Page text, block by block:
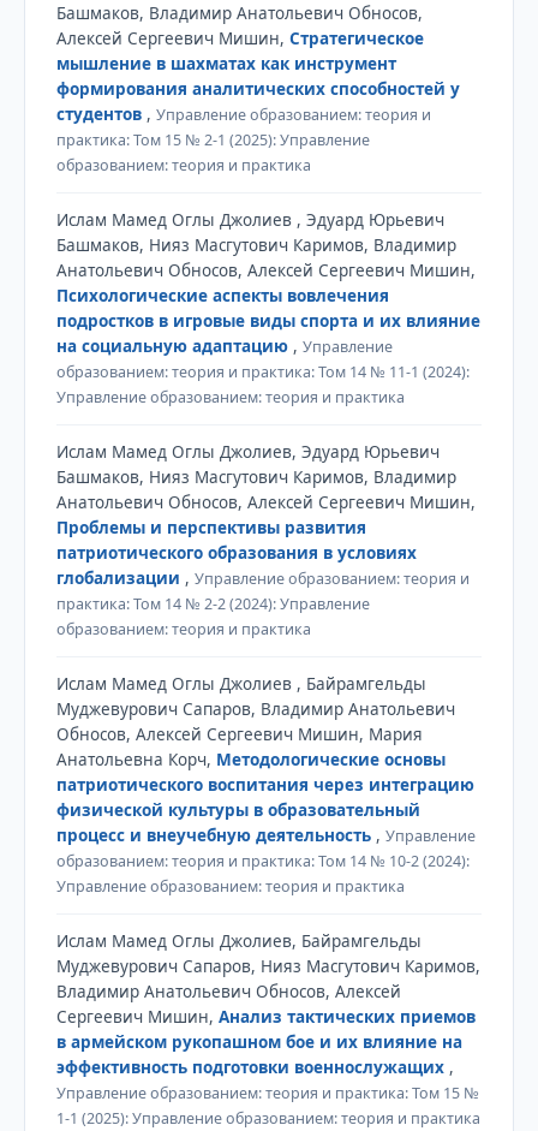
Башмаков, Владимир Анатольевич Обносов,
Алексей Сергеевич Мишин, Стратегическое
мышление в шахматах как инструмент
формирования аналитических способностей у
студентов , Управление образованием: теория и
практика: Том 15 № 2-1 (2025): Управление
образованием: теория и практика
Ислам Мамед Оглы Джолиев , Эдуард Юрьевич
Башмаков, Нияз Масгутович Каримов, Владимир
Анатольевич Обносов, Алексей Сергеевич Мишин,
Психологические аспекты вовлечения
подростков в игровые виды спорта и их влияние
на социальную адаптацию , Управление
образованием: теория и практика: Том 14 № 11-1 (2024):
Управление образованием: теория и практика
Ислам Мамед Оглы Джолиев, Эдуард Юрьевич
Башмаков, Нияз Масгутович Каримов, Владимир
Анатольевич Обносов, Алексей Сергеевич Мишин,
Проблемы и перспективы развития
патриотического образования в условиях
глобализации , Управление образованием: теория и
практика: Том 14 № 2-2 (2024): Управление
образованием: теория и практика
Ислам Мамед Оглы Джолиев , Байрамгельды
Муджевурович Сапаров, Владимир Анатольевич
Обносов, Алексей Сергеевич Мишин, Мария
Анатольевна Корч, Методологические основы
патриотического воспитания через интеграцию
физической культуры в образовательный
процесс и внеучебную деятельность , Управление
образованием: теория и практика: Том 14 № 10-2 (2024):
Управление образованием: теория и практика
Ислам Мамед Оглы Джолиев, Байрамгельды
Муджевурович Сапаров, Нияз Масгутович Каримов,
Владимир Анатольевич Обносов, Алексей
Сергеевич Мишин, Анализ тактических приемов
в армейском рукопашном бое и их влияние на
эффективность подготовки военнослужащих ,
Управление образованием: теория и практика: Том 15 №
1-1 (2025): Управление образованием: теория и практика